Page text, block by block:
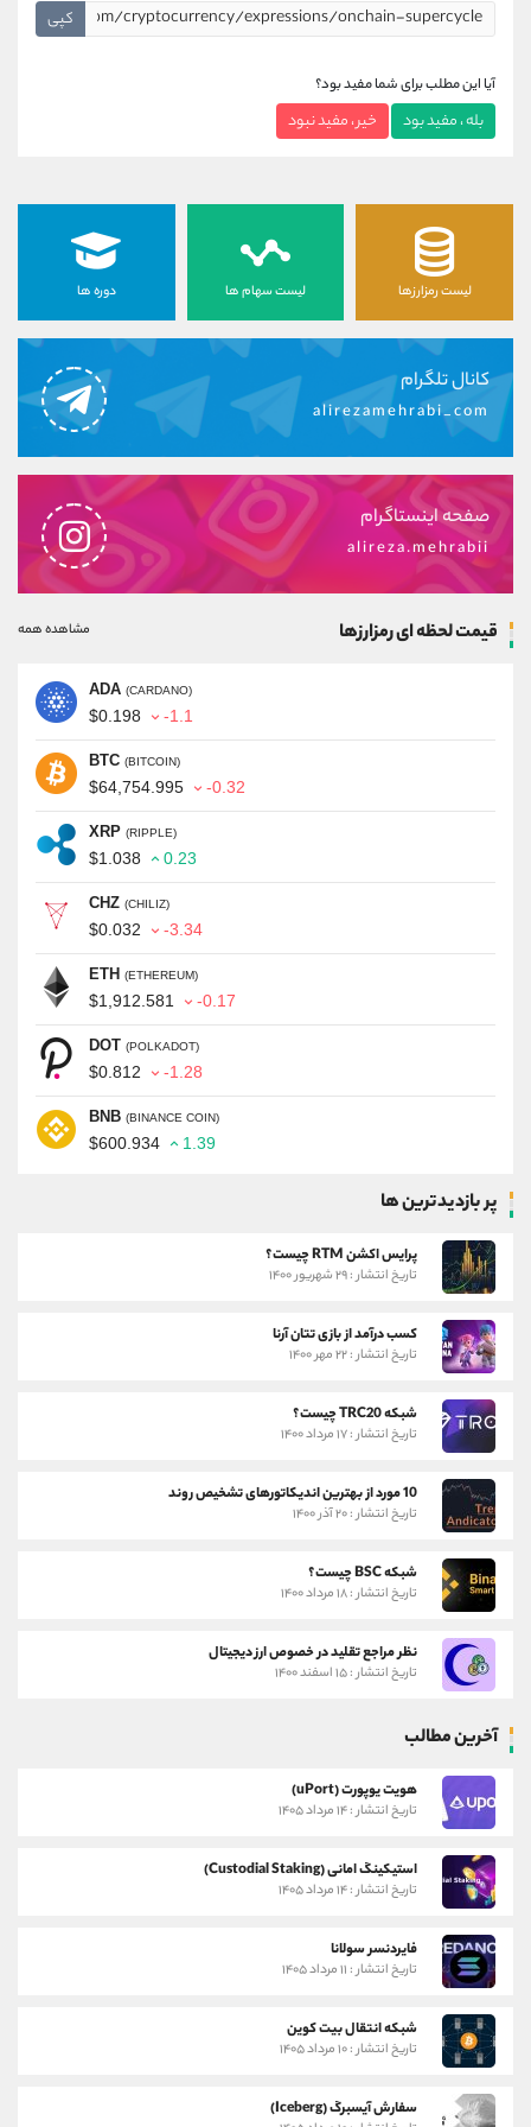
کپی
آیا این مطلب برای شما مفید بود؟
بله ، مفید بود خیر ، مفید نبود
لیست رمزارزها لیست سهام ها دوره ها
کانال تلگرام
alirezamehrabi_com
صفحه اینستاگرام
alireza.mehrabii
قیمت لحظه ای رمزارزها مشاهده همه
ADA (CARDANO)
$0.198 -1.1
BTC (BITCOIN)
$64,754.995 -0.32
XRP (RIPPLE)
$1.038 0.23
CHZ (CHILIZ)
$0.032 -3.34
ETH (ETHEREUM)
$1,912.581 -0.17
DOT (POLKADOT)
$0.812 -1.28
BNB (BINANCE COIN)
$600.934 1.39
پر بازدیدترین ها
پرایس اکشن RTM چیست؟
تاریخ انتشار : ۲۹ شهریور ۱۴۰۰
کسب درآمد از بازی تتان آرنا
تاریخ انتشار : ۲۲ مهر ۱۴۰۰
شبکه TRC20 چیست؟
تاریخ انتشار : ۱۷ مرداد ۱۴۰۰
10 مورد از بهترین اندیکاتورهای تشخیص روند
تاریخ انتشار : ۲۰ آذر ۱۴۰۰
شبکه BSC چیست؟
تاریخ انتشار : ۱۸ مرداد ۱۴۰۰
نظر مراجع تقلید در خصوص ارز دیجیتال
تاریخ انتشار : ۱۵ اسفند ۱۴۰۰
آخرین مطالب
هویت یوپورت (uPort)
تاریخ انتشار : ۱۴ مرداد ۱۴۰۵
استیکینگ امانی (Custodial Staking)
تاریخ انتشار : ۱۴ مرداد ۱۴۰۵
فایردنسر سولانا
تاریخ انتشار : ۱۱ مرداد ۱۴۰۵
شبکه انتقال بیت کوین
تاریخ انتشار : ۱۰ مرداد ۱۴۰۵
سفارش آیسبرگ (Iceberg)